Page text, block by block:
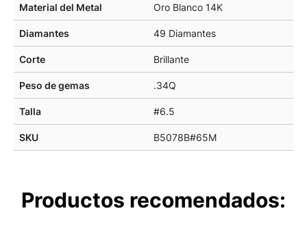
Material del Metal Oro Blanco 14K
Diamantes 49 Diamantes
Corte Brillante
Peso de gemas .34Q
Talla #6.5
SKU B5078B#65M
Productos recomendados: